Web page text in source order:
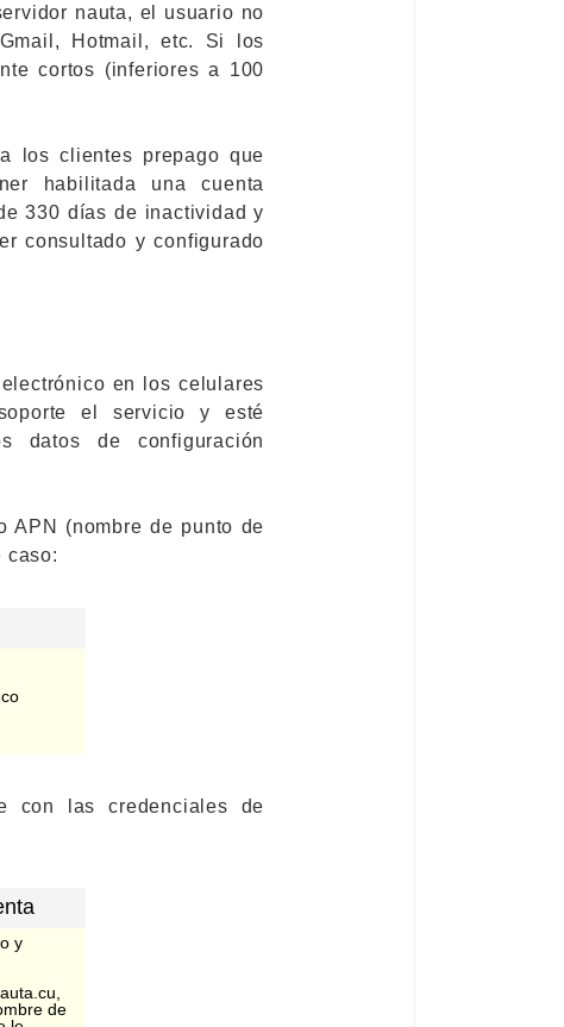
nauta, el usuario no
Hotmail, etc. Si los
cortos (inferiores a 100
los clientes prepago que
habilitada una cuenta
330 días de inactividad y
consultado y configurado
en los celulares
el servicio y esté
datos de configuración
APN (nombre de punto de
caso:
con las credenciales de
y
de